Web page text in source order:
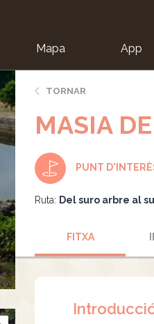
Mapa App
TORNAR
MASIA
PUNT
Ruta: Del suro arbre al
FITXA